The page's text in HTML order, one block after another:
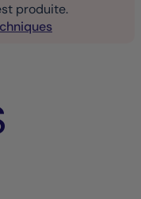
produite.